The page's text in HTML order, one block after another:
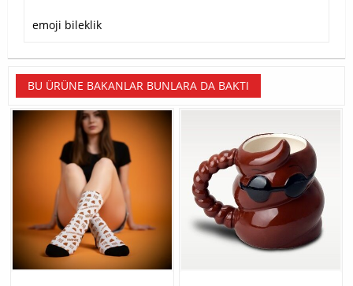
emoji bileklik
BU ÜRÜNE BAKANLAR BUNLARA DA BAKTI